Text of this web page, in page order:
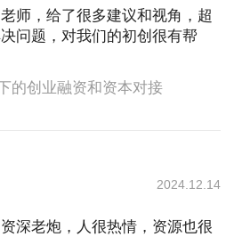
师，给了很多建议和视角，超
问题，对我们的初创很有帮
的创业融资和资本对接
2024.12.14
深老炮，人很热情，资源也很